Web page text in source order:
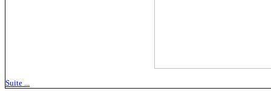
Suite ...